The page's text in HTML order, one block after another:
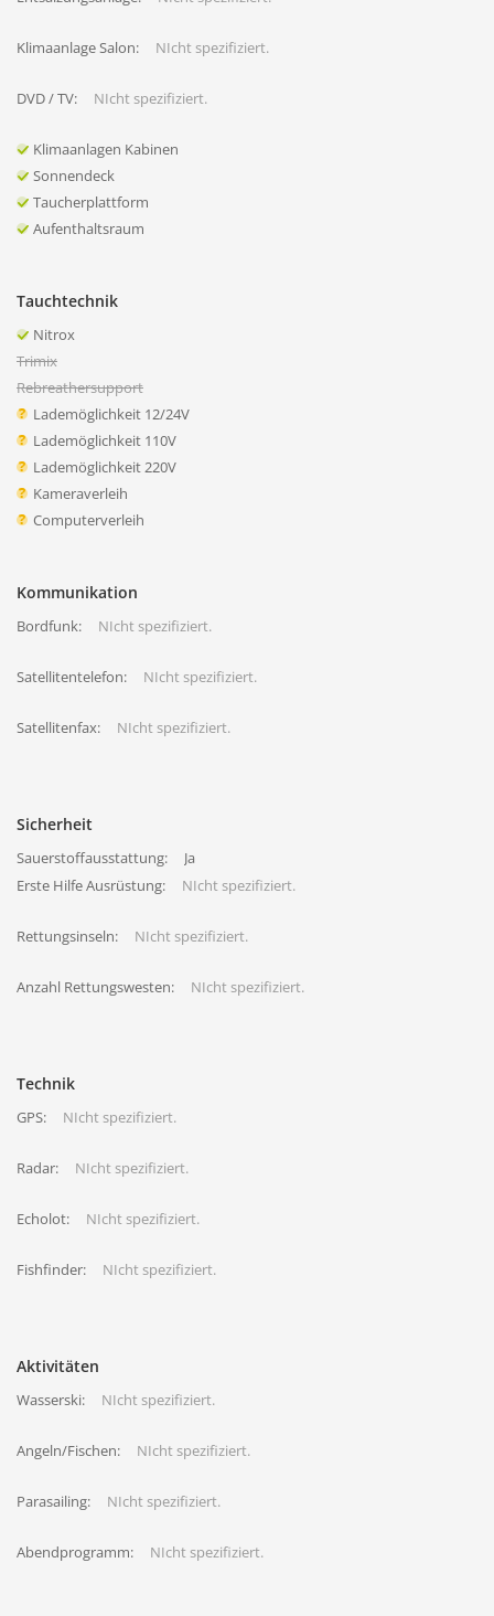
Klimaanlage Salon: NIcht spezifiziert.
DVD / TV: NIcht spezifiziert.
Klimaanlagen Kabinen
Sonnendeck
Taucherplattform
Aufenthaltsraum
Tauchtechnik
Nitrox
Trimix
Rebreathersupport
Lademöglichkeit 12/24V
Lademöglichkeit 110V
Lademöglichkeit 220V
Kameraverleih
Computerverleih
Kommunikation
Bordfunk: NIcht spezifiziert.
Satellitentelefon: NIcht spezifiziert.
Satellitenfax: NIcht spezifiziert.
Sicherheit
Sauerstoffausstattung:
Ja
Erste Hilfe Ausrüstung:
NIcht spezifiziert.
Rettungsinseln: NIcht spezifiziert.
Anzahl Rettungswesten: NIcht spezifiziert.
Technik
GPS: NIcht spezifiziert.
Radar: NIcht spezifiziert.
Echolot: NIcht spezifiziert.
Fishfinder: NIcht spezifiziert.
Aktivitäten
Wasserski: NIcht spezifiziert.
Angeln/Fischen: NIcht spezifiziert.
Parasailing: NIcht spezifiziert.
Abendprogramm: NIcht spezifiziert.